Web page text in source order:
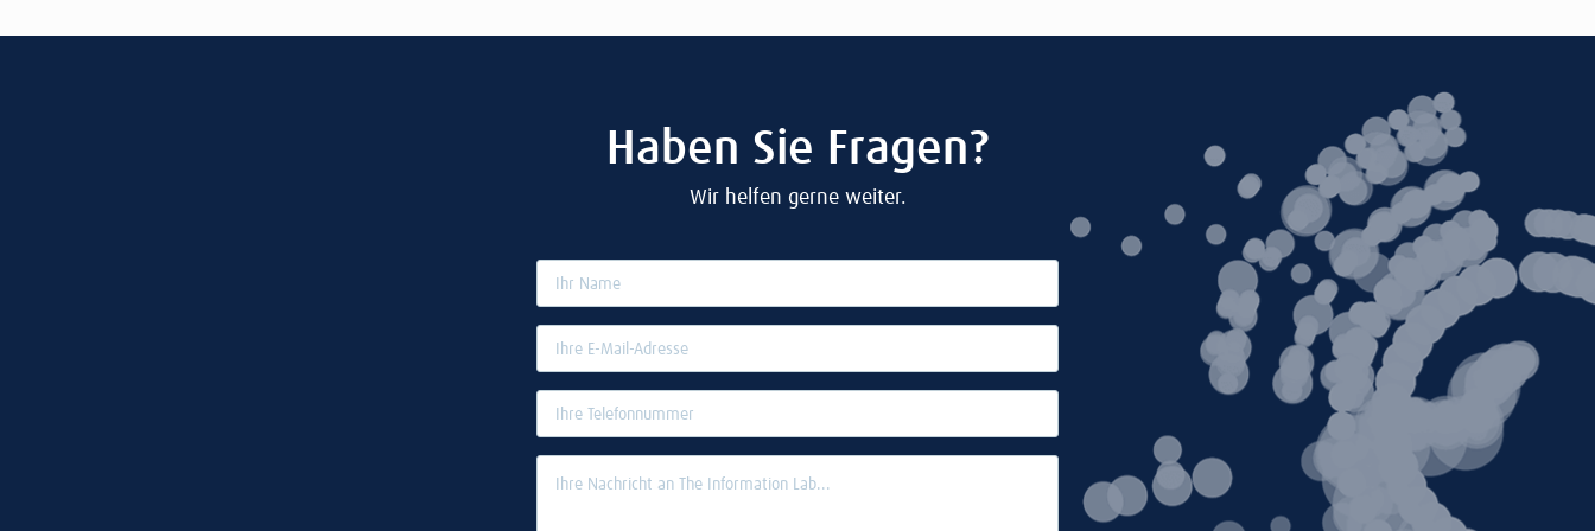
Haben Sie Fragen?
Wir helfen gerne weiter.